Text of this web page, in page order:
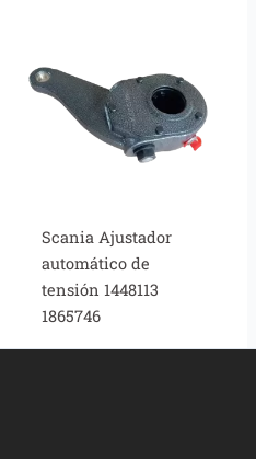
Scania Ajustador
automático de
tensión 1448113
1865746